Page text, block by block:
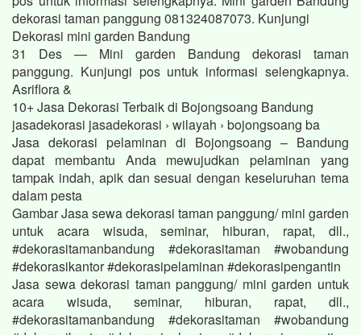
dekorasi taman panggung 081324087073. Kunjungi
Dekorasi mini garden Bandung
31 Des — Mini garden Bandung dekorasi taman
panggung. Kunjungi pos untuk informasi selengkapnya.
Asriflora &
10+ Jasa Dekorasi Terbaik di Bojongsoang Bandung
jasadekorasi jasadekorasi › wilayah › bojongsoang ba
Jasa dekorasi pelaminan di Bojongsoang – Bandung
dapat membantu Anda mewujudkan pelaminan yang
tampak indah, apik dan sesuai dengan keseluruhan tema
dalam pesta
Gambar Jasa sewa dekorasi taman panggung/ mini garden
untuk acara wisuda, seminar, hiburan, rapat, dll.,
#dekorasitamanbandung #dekorasitaman #wobandung
#dekorasikantor #dekorasipelaminan #dekorasipengantin
Jasa sewa dekorasi taman panggung/ mini garden untuk
acara wisuda, seminar, hiburan, rapat, dll.,
#dekorasitamanbandung #dekorasitaman #wobandung